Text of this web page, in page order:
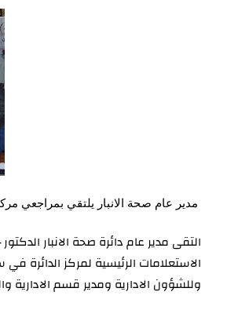
مدير عام صحة الانبار يلتقي بمراجعي
الاستعلامات الرئيسية لمركز الدائرة
وللشؤون الادارية ومدير قسم الادارية